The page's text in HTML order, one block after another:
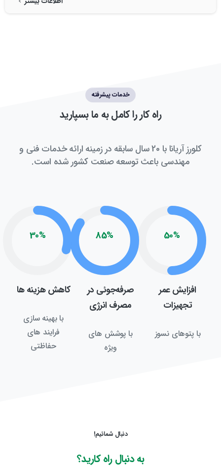
خدمات پیشرفته
راه کارراکاملبه مابسپارید
کلورز آریانا با 20 سال سابقه در زمینه ارائه خدمات فنی و
مهندسی باعث توسعه صنعت کشور شده است.
50%
افزایش عمر
تجهیزات
با پتوهای نسوز
85%
صرفه‌جوئی در
مصرف انرژی
با پوشش های
ویژه
30%
کاهش هزینه ها
با بهینه سازی
فرایند های
حفاظتی
دنبال شمائیم!
بهدنبالراه کارید؟